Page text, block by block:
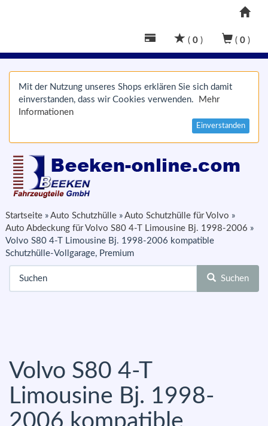
( 0 ) ( 0 )
Mit der Nutzung unseres Shops erklären Sie sich damit
einverstanden, dass wir Cookies verwenden.
Mehr
Informationen
Einverstanden
Startseite » Auto Schutzhülle » Auto Schutzhülle für Volvo »
Auto Abdeckung für Volvo S80 4-T Limousine Bj. 1998-2006 »
Volvo S80 4-T Limousine Bj. 1998-2006 kompatible
Schutzhülle-Vollgarage, Premium
Suchen
Volvo S80 4-T
Limousine Bj. 1998-